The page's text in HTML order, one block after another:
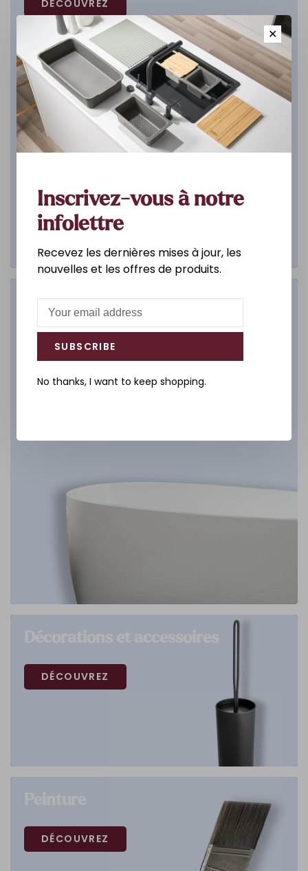
DÉCOUVREZ
Salle de bain
DÉCOUVREZ
DÉCOUVREZ
DÉCOUVREZ
✕
Inscrivez-vous à notre
infolettre
Recevez les dernières mises à jour, les
nouvelles et les offres de produits.
SUBSCRIBE
No thanks, I want to keep shopping.